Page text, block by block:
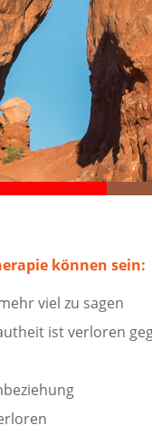
können sein:
viel zu sagen
ist verloren